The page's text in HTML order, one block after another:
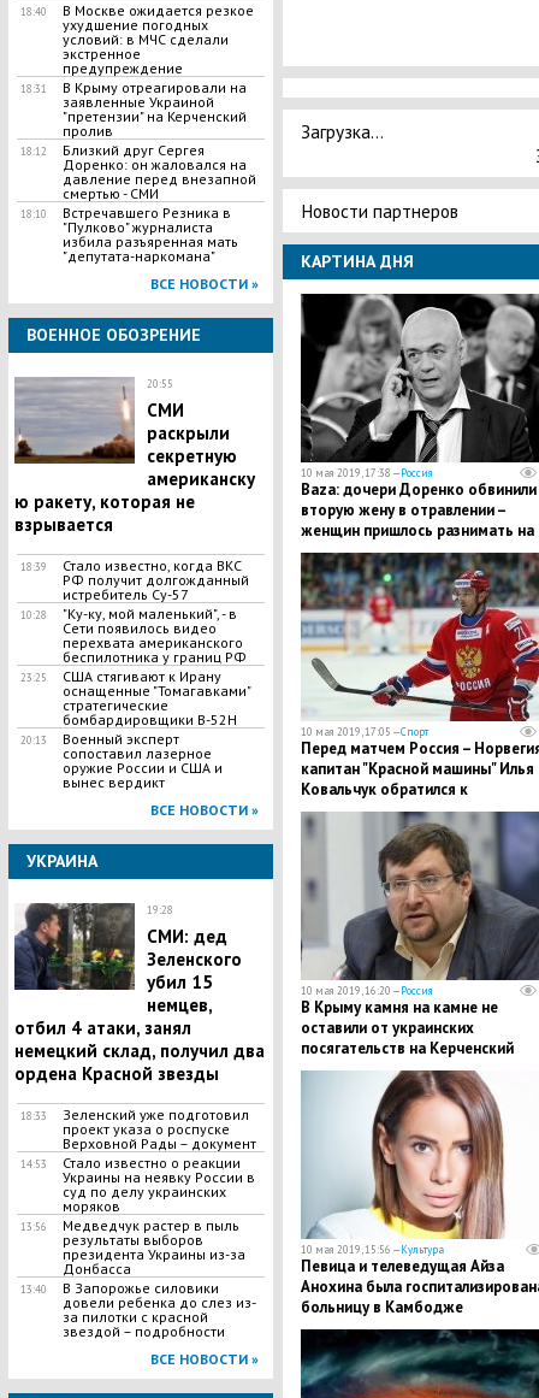
18:40
​В Москве ожидается резкое
ухудшение погодных
условий: в МЧС сделали
экстренное
предупреждение
18:31
В Крыму отреагировали на
заявленные Украиной
"претензии" на Керченский
пролив
18:12
Близкий друг Сергея
Доренко: он жаловался на
давление перед внезапной
смертью - СМИ
18:10
Встречавшего Резника в
"Пулково" журналиста
избила разъяренная мать
"депутата-наркомана"
ВСЕ НОВОСТИ »
ВОЕННОЕ ОБОЗРЕНИЕ
20:55
СМИ
раскрыли
секретную
американску
ю ракету, которая не
взрывается
18:39
Стало известно, когда ВКС
РФ получит долгожданный
истребитель Су-57
10:28
"Ку-ку, мой маленький", - в
Сети появилось видео
перехвата американского
беспилотника у границ РФ
23:25
США стягивают к Ирану
оснащенные "Томагавками"
стратегические
бомбардировщики B-52H
20:13
Военный эксперт
сопоставил лазерное
оружие России и США и
вынес вердикт
ВСЕ НОВОСТИ »
УКРАИНА
19:28
СМИ: дед
Зеленского
убил 15
немцев,
отбил 4 атаки, занял
немецкий склад, получил два
ордена Красной звезды
18:33
Зеленский уже подготовил
проект указа о роспуске
Верховной Рады – документ
14:53
​Стало известно о реакции
Украины на неявку России в
суд по делу украинских
моряков
13:56
​Медведчук растер в пыль
результаты выборов
президента Украины из-за
Донбасса
13:40
​В Запорожье силовики
довели ребенка до слез из-
за пилотки с красной
звездой – подробности
ВСЕ НОВОСТИ »
Загрузка...
Новости партнеров
КАРТИНА ДНЯ
10 мая 2019, 17:38 —Россия
Baza: дочери Доренко обвинили
вторую жену в отравлении –
женщин пришлось разнимать на
кладбище
10 мая 2019, 17:05 —Спорт
Перед матчем Россия –
капитан "Красной машины" Илья
Ковальчук обратился к
болельщикам: "Настроены на
победу"
10 мая 2019, 16:20 —Россия
В Крыму камня на камне не
оставили от украинских
посягательств на Керченский
пролив
10 мая 2019, 15:56 —Культура
Певица и телеведущая Айза
Анохина была
больницу в Камбодже